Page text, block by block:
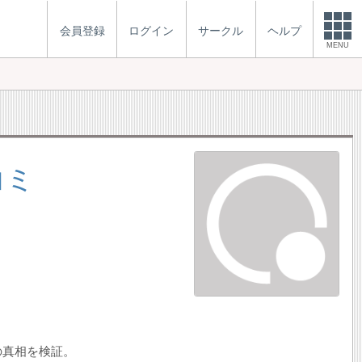
会員登録 ログイン サークル ヘルプ
MENU
相を検証。